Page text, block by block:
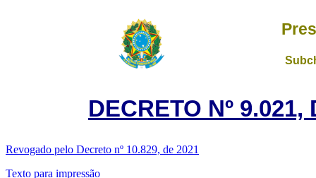
DECRETO Nº
Revogado pelo Decreto nº 10.829, de 2021
Texto para impressão